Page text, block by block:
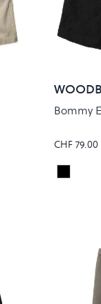
Bommy
CHF 79.00
Colour
Black